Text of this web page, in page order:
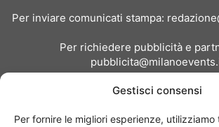
Gestisci consensi
Per fornire le migliori esperienze,
Per inviare comunicati stampa:
Per richiedere pubblicità e